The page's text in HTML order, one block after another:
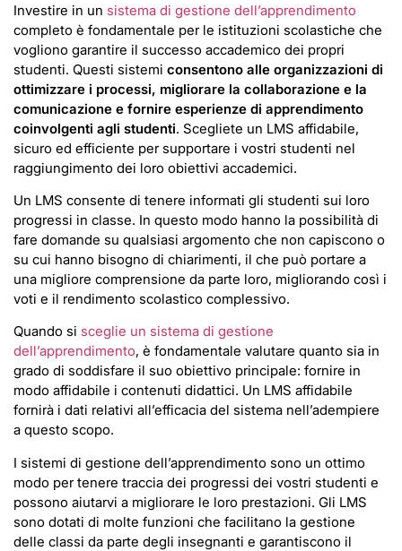
Investire in un sistema di gestione dell’apprendimento
completo è fondamentale per le istituzioni scolastiche che
vogliono garantire il successo accademico dei propri
studenti. Questi sistemi consentono alle organizzazioni di
ottimizzare i processi, migliorare la collaborazione e la
comunicazione e fornire esperienze di apprendimento
coinvolgenti agli studenti. Scegliete un LMS affidabile,
sicuro ed efficiente per supportare i vostri studenti nel
raggiungimento dei loro obiettivi accademici.
Un LMS consente di tenere informati gli studenti sui loro
progressi in classe. In questo modo hanno la possibilità di
fare domande su qualsiasi argomento che non capiscono o
su cui hanno bisogno di chiarimenti, il che può portare a
una migliore comprensione da parte loro, migliorando così i
voti e il rendimento scolastico complessivo.
Quando si sceglie un sistema di gestione
dell’apprendimento, è fondamentale valutare quanto sia in
grado di soddisfare il suo obiettivo principale: fornire in
modo affidabile i contenuti didattici. Un LMS affidabile
fornirà i dati relativi all’efficacia del sistema nell’adempiere
a questo scopo.
I sistemi di gestione dell’apprendimento sono un ottimo
modo per tenere traccia dei progressi dei vostri studenti e
possono aiutarvi a migliorare le loro prestazioni. Gli LMS
sono dotati di molte funzioni che facilitano la gestione
delle classi da parte degli insegnanti e garantiscono il